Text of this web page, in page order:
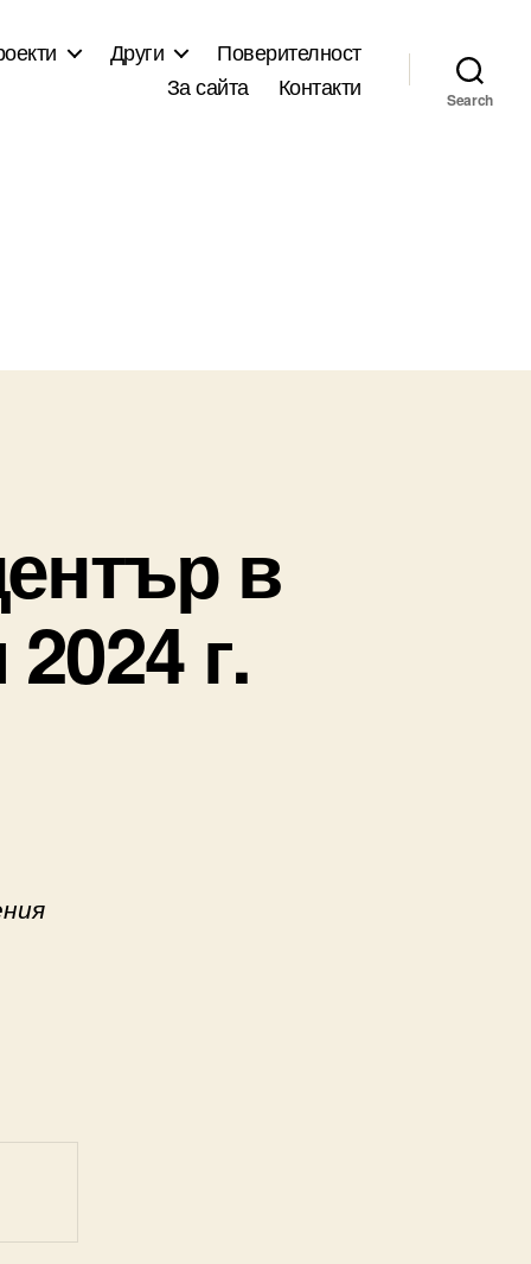
Други
Поверителност
За сайта
Контакти Search
в
г.